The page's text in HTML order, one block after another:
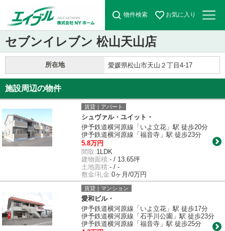
物件検索 お気に入り
セブンイレブン 松山天山店
所在地 愛媛県松山市天山２丁目4-17
施設周辺の物件
賃貸｜アパート
シュヴァル・ユイット・
伊予鉄道横河原線「いよ立花」駅 徒歩20分
伊予鉄道横河原線「福音寺」駅 徒歩23分
5.8万円
間取:1LDK
建物面積:- / 13.65坪
土地面積:- / -
敷金/礼金:0ヶ月/0万円
賃貸｜マンション
愛和ビル・
伊予鉄道横河原線「いよ立花」駅 徒歩17分
伊予鉄道横河原線「石手川公園」駅 徒歩23分
伊予鉄道横河原線「福音寺」駅 徒歩25分